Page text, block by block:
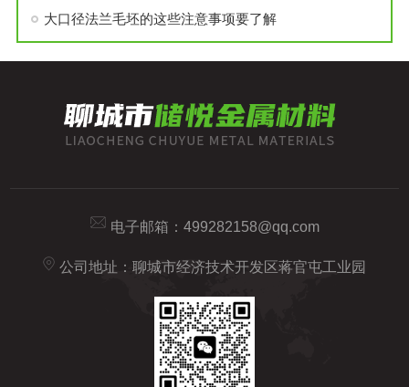
大口径法兰毛坯的这些注意事项要了解
电子邮箱： 499282158@qq.com
公司地址：聊城市经济技术开发区蒋官屯工业园